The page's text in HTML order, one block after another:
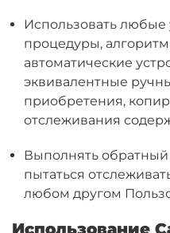
Использовать любые
процедуры,
автоматические
эквивалентные
приобретения,
отслеживания
Выполнять обратный
пытаться
любом другом
Использование